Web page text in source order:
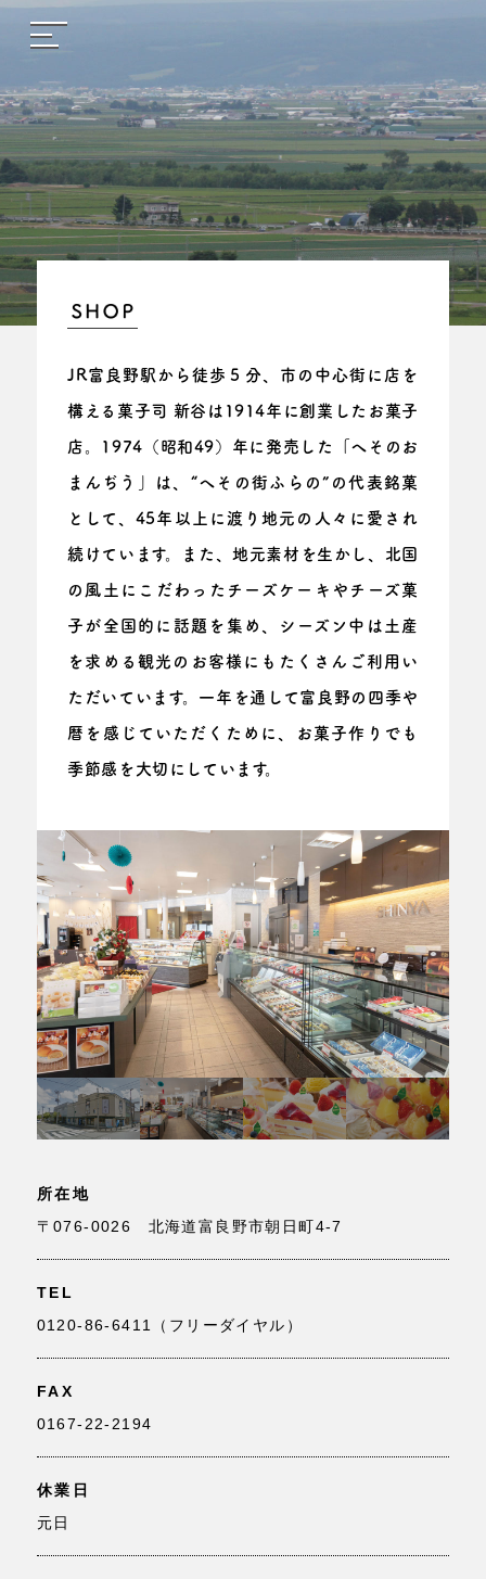
JR富良野駅から徒歩５分、 市の中心街に店を
構える菓子司 新谷は 1914年に創業したお菓子
店。 1974（昭和49）年に発売した「へそのお
まんぢう」は、 “へその街ふらの”の代表銘菓
として、 45年以上に渡り地元の人々に愛され
続けています。 また、地元素材を生かし、北国
の風土にこだわった チーズケーキやチーズ菓
子が全国的に話題を集め、 シーズン中は土産
を求める観光のお客様にも たくさんご利用い
ただいています。 一年を通して富良野の四季や
暦を感じていただくために、 お菓子作りでも
季節感を大切にしています。
所在地
〒076-0026 北海道富良野市朝日町4-7
TEL
0120-86-6411（フリーダイヤル）
FAX
0167-22-2194
休業日
元日